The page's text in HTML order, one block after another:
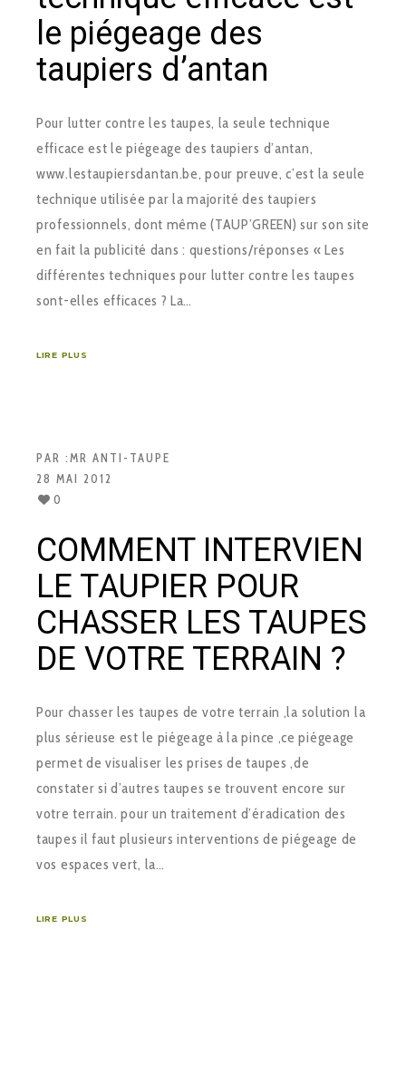
le piégeage des
taupiers d’antan
Pour lutter contre les taupes, la seule technique
efficace est le piégeage des taupiers d’antan,
www.lestaupiersdantan.be, pour preuve, c’est la seule
technique utilisée par la majorité des taupiers
professionnels, dont même (TAUP’GREEN) sur son site
en fait la publicité dans : questions/réponses « Les
différentes techniques pour lutter contre les taupes
sont-elles efficaces ? La…
LIRE PLUS
PAR :MR ANTI-TAUPE
28 MAI 2012
0
COMMENT INTERVIEN
LE TAUPIER POUR
CHASSER LES TAUPES
DE VOTRE TERRAIN ?
Pour chasser les taupes de votre terrain ,la solution la
plus sérieuse est le piégeage à la pince ,ce piégeage
permet de visualiser les prises de taupes ,de
constater si d’autres taupes se trouvent encore sur
votre terrain. pour un traitement d’éradication des
taupes il faut plusieurs interventions de piégeage de
vos espaces vert, la…
LIRE PLUS